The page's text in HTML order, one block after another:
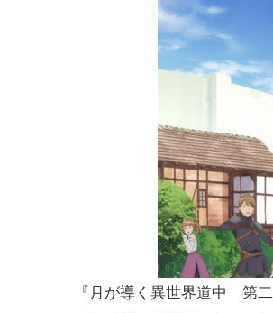
『月が導く異世界道中 第